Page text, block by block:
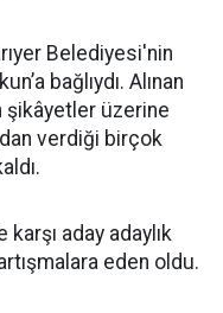
Belediyesi'nin
bağlıydı. Alınan
şikâyetler üzerine
verdiği birçok
karşı aday adaylık
eden oldu.